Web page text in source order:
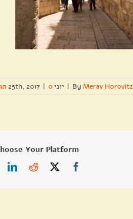
By Merav Horovitz
| יוני 25th, 2017 | 0 תגובות
Your Platform!
Facebook
X
Reddit